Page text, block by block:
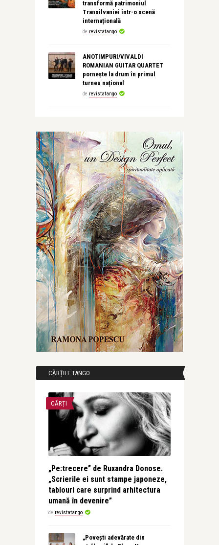
transformă patrimoniul
Transilvaniei într-o scenă
internațională
de revistatango
ANOTIMPURI/VIVALDI
ROMANIAN GUITAR QUARTET
pornește la drum în primul
turneu național
de revistatango
CĂRȚILE TANGO
CĂRȚI
„Pe:trecere” de Ruxandra Donose.
„Scrierile ei sunt stampe japoneze,
tablouri care surprind arhitectura
umană în devenire”
de revistatango
„Povești adevărate din